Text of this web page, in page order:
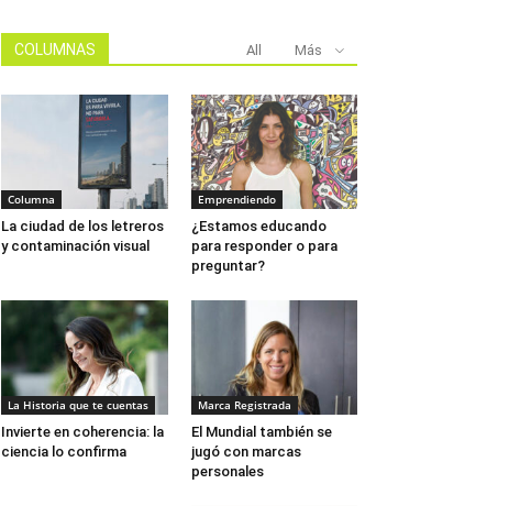
COLUMNAS All Más
Columna
La ciudad de los letreros
y contaminación visual
Emprendiendo
¿Estamos educando
para responder o para
preguntar?
La Historia que te cuentas
Invierte en coherencia: la
ciencia lo confirma
Marca Registrada
El Mundial también se
jugó con marcas
personales